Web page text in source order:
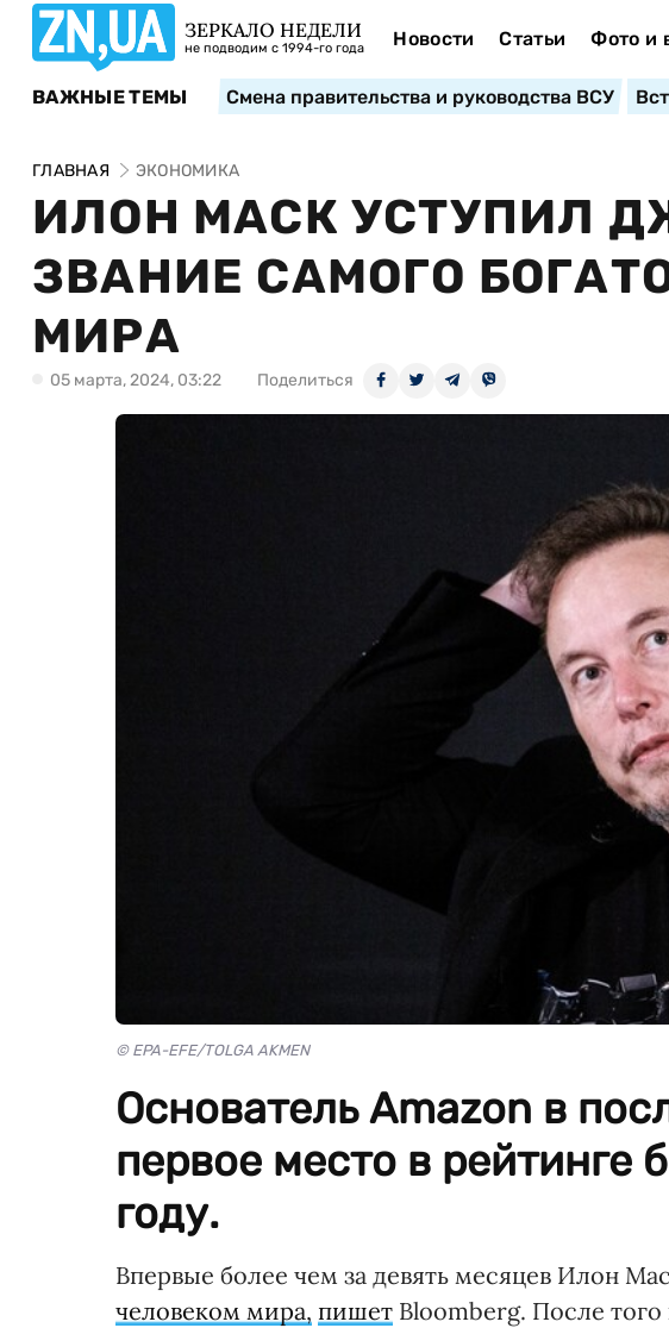
ЗЕРКАЛО НЕДЕЛИ
не подводим с 1994-го года Новости Статьи Фото и
ВАЖНЫЕ ТЕМЫ Смена правительства и руководства ВСУ
ГЛАВНАЯ ЭКОНОМИКА
ИЛОН МАСК УСТУПИЛ
ЗВАНИЕ САМОГО
МИРА
05 марта, 2024, 03:22 Поделиться
© EPA-EFE/TOLGA AKMEN
Основатель Amazon в
первое место в рейтинге
году.
Впервые более чем за девять месяцев Илон
человеком мира, пишет Bloomberg. После